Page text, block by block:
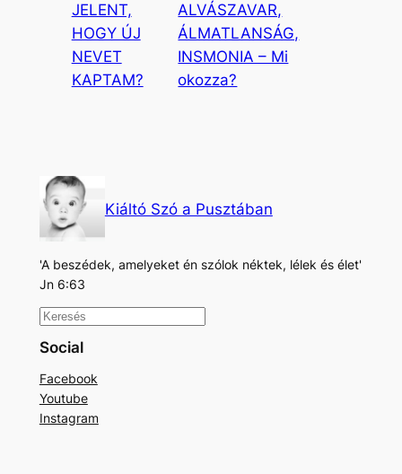
JELENT,
HOGY ÚJ
NEVET
KAPTAM?
ALVÁSZAVAR,
ÁLMATLANSÁG,
INSMONIA – Mi
okozza?
Kiáltó Szó a Pusztában
'A beszédek, amelyeket én szólok néktek, lélek és élet'
Jn 6:63
K
e
e
s
Social
Facebook
Youtube
Instagram